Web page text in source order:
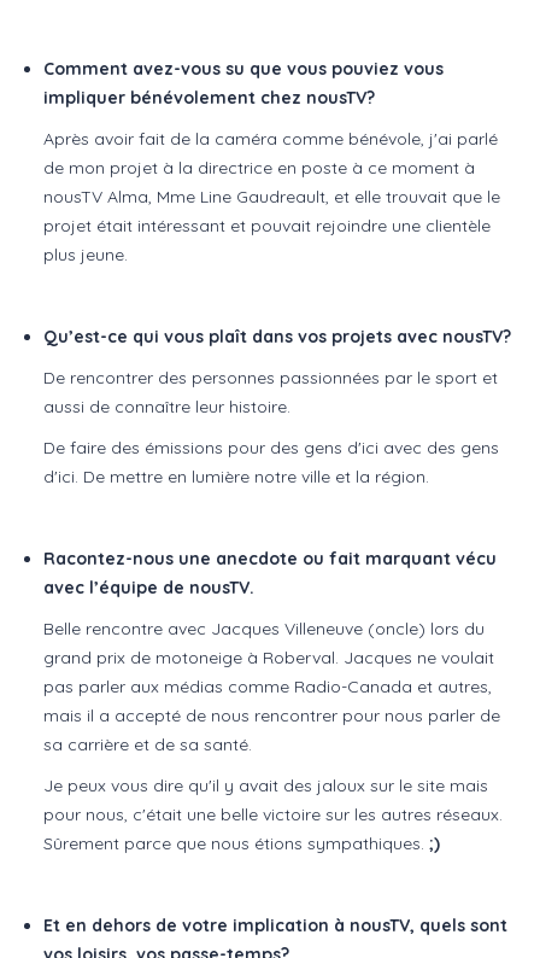
Comment avez-vous su que vous pouviez vous
impliquer bénévolement chez nousTV?
Après avoir fait de la caméra comme bénévole, j'ai parlé
de mon projet à la directrice en poste à ce moment à
nousTV Alma, Mme Line Gaudreault, et elle trouvait que le
projet était intéressant et pouvait rejoindre une clientèle
plus jeune.
Qu’est-ce qui vous plaît dans vos projets avec nousTV?
De rencontrer des personnes passionnées par le sport et
aussi de connaître leur histoire.
De faire des émissions pour des gens d'ici avec des gens
d'ici. De mettre en lumière notre ville et la région.
Racontez-nous une anecdote ou fait marquant vécu
avec l’équipe de nousTV.
Belle rencontre avec Jacques Villeneuve (oncle) lors du
grand prix de motoneige à Roberval. Jacques ne voulait
pas parler aux médias comme Radio-Canada et autres,
mais il a accepté de nous rencontrer pour nous parler de
sa carrière et de sa santé.
Je peux vous dire qu'il y avait des jaloux sur le site mais
pour nous, c'était une belle victoire sur les autres réseaux.
Sûrement parce que nous étions sympathiques. ;)
Et en dehors de votre implication à nousTV, quels sont